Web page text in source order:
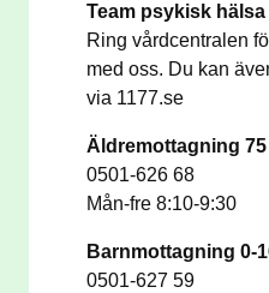
Team psykisk hälsa
Ring vårdcentralen
med oss. Du kan
via 1177.se
Äldremottagning
0501-626 68
Mån-fre 8:10-9:30
Barnmottagning 0-
0501-627 59